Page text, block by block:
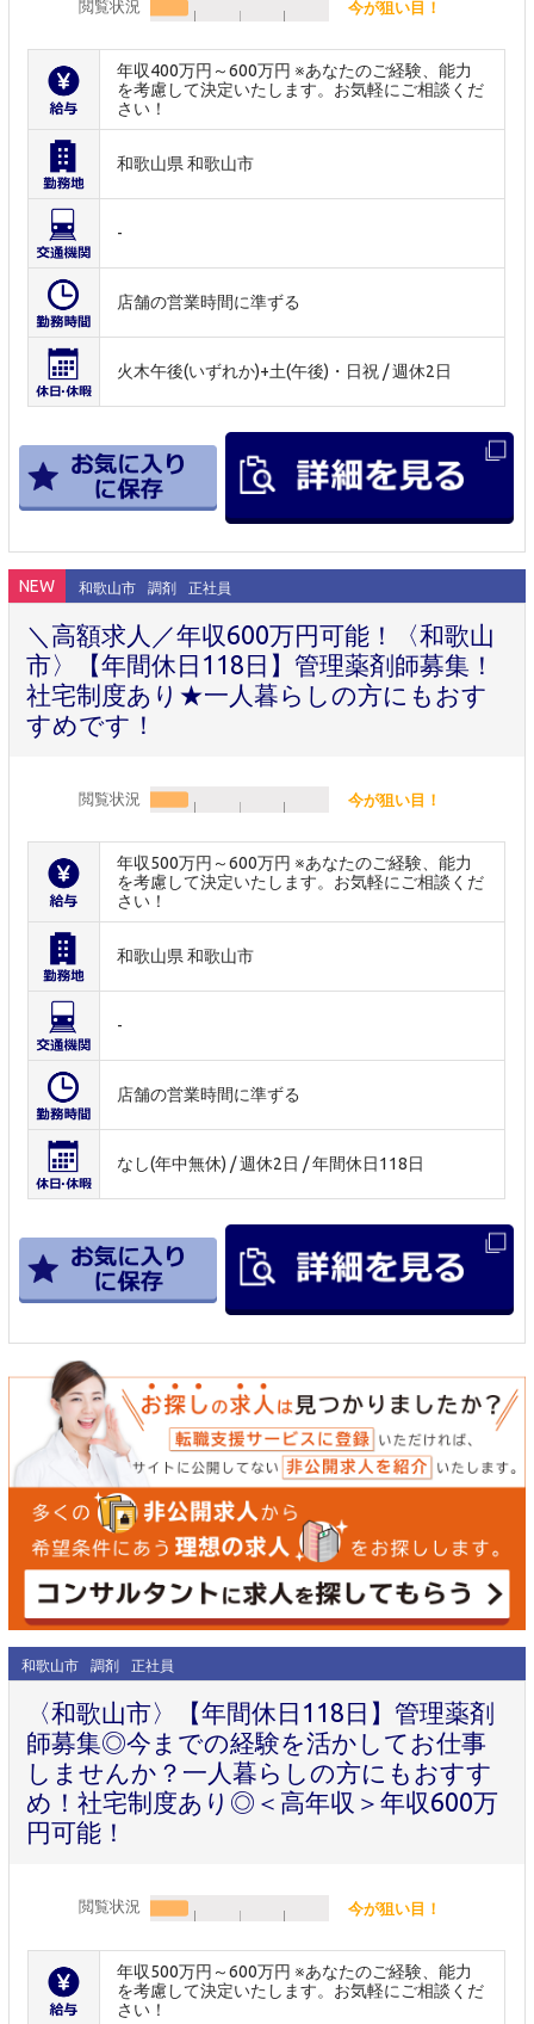
閲覧状況 今が狙い目！
年収400万円～600万円 ※あなたのご経験、能力
を考慮して決定いたします。お気軽にご相談くだ
さい！
和歌山県 和歌山市
-
店舗の営業時間に準ずる
火木午後(いずれか)+土(午後)・日祝 / 週休2日
NEW 和歌山市 調剤 正社員
＼高額求人／年収600万円可能！〈和歌山
市〉【年間休日118日】管理薬剤師募集！
社宅制度あり★一人暮らしの方にもおす
すめです！
閲覧状況 今が狙い目！
年収500万円～600万円 ※あなたのご経験、能力
を考慮して決定いたします。お気軽にご相談くだ
さい！
和歌山県 和歌山市
-
店舗の営業時間に準ずる
なし(年中無休) / 週休2日 / 年間休日118日
和歌山市 調剤 正社員
〈和歌山市〉【年間休日118日】管理薬剤
師募集◎今までの経験を活かしてお仕事
しませんか？一人暮らしの方にもおすす
め！社宅制度あり◎＜高年収＞年収600万
円可能！
閲覧状況 今が狙い目！
年収500万円～600万円 ※あなたのご経験、能力
を考慮して決定いたします。お気軽にご相談くだ
さい！